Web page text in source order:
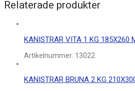
Relaterade produkter
KANISTRAR VITA 1 KG 185X260
Artikelnummer: 13022
KANISTRAR BRUNA 2 KG